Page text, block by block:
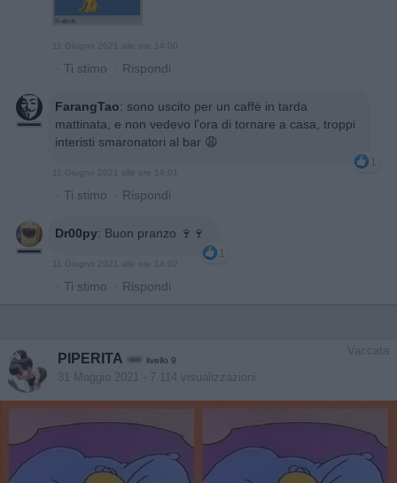
11 Giugno 2021 alle ore 14:00
· Ti stimo · Rispondi
FarangTao: sono uscito per un caffè in tarda
mattinata, e non vedevo l'ora di tornare a casa, troppi
interisti smaronatori al bar 😩
1
11 Giugno 2021 alle ore 14:01
· Ti stimo · Rispondi
Dr00py: Buon pranzo 🍷🍷
1
11 Giugno 2021 alle ore 14:02
· Ti stimo · Rispondi
Vaccata
PIPERITA livello 9
31 Maggio 2021 - 7.114 visualizzazioni